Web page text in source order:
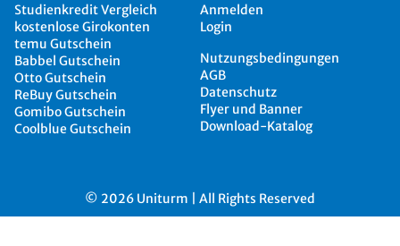
Studienkredit Vergleich
kostenlose Girokonten
temu Gutschein
Babbel Gutschein
Otto Gutschein
ReBuy Gutschein
Gomibo Gutschein
Coolblue Gutschein
Anmelden
Login
Nutzungsbedingungen
AGB
Datenschutz
Flyer und Banner
Download-Katalog
© 2026 Uniturm | All Rights Reserved